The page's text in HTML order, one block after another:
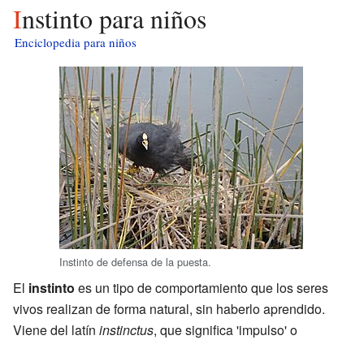
Instinto para niños
Enciclopedia para niños
Instinto de defensa de la puesta.
El instinto es un tipo de comportamiento que los seres
vivos realizan de forma natural, sin haberlo aprendido.
Viene del latín instinctus, que significa 'impulso' o